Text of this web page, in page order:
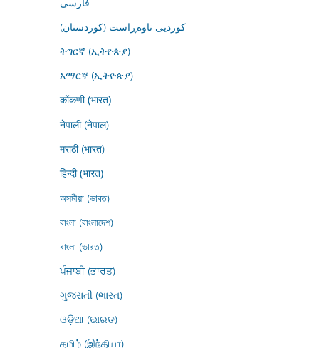
کوردیی ناوەڕاست (کوردستان)
ትግርኛ (ኢትዮጵያ)
አማርኛ (ኢትዮጵያ)
कोंकणी (भारत)
नेपाली (नेपाल)
मराठी (भारत)
हिन्दी (भारत)
অসমীয়া (ভাৰত)
বাংলা (বাংলাদেশ)
বাংলা (ভারত)
ਪੰਜਾਬੀ (ਭਾਰਤ)
ગુજરાતી (ભારત)
ଓଡ଼ିଆ (ଭାରତ)
தமிழ் (இந்தியா)